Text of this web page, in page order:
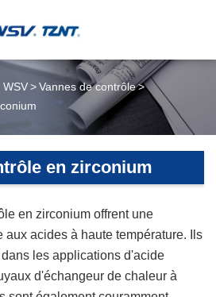
WSV
Vannes de contrôle
en zirconium
en zirconium offrent une
aux acides à haute température. Ils
les applications d'acide
d'échangeur de chaleur à